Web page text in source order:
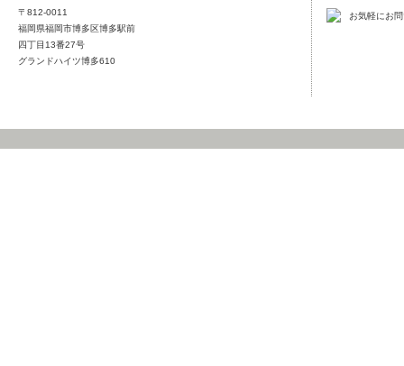
〒812-0011
福岡県福岡市博多区博多駅前
四丁目13番27号
グランドハイツ博多610